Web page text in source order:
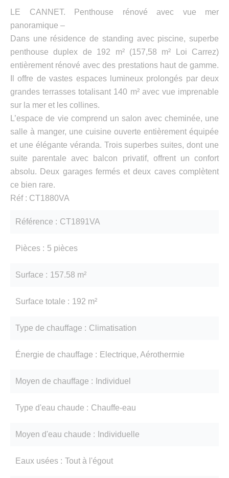
LE CANNET. Penthouse rénové avec vue mer
panoramique –
Dans une résidence de standing avec piscine, superbe
penthouse duplex de 192 m² (157,58 m² Loi Carrez)
entièrement rénové avec des prestations haut de gamme.
Il offre de vastes espaces lumineux prolongés par deux
grandes terrasses totalisant 140 m² avec vue imprenable
sur la mer et les collines.
L’espace de vie comprend un salon avec cheminée, une
salle à manger, une cuisine ouverte entièrement équipée
et une élégante véranda. Trois superbes suites, dont une
suite parentale avec balcon privatif, offrent un confort
absolu. Deux garages fermés et deux caves complètent
ce bien rare.
Réf : CT1880VA
Référence CT1891VA
Pièces 5 pièces
Surface 157.58 m²
Surface totale 192 m²
Type de chauffage Climatisation
Énergie de chauffage Electrique, Aérothermie
Moyen de chauffage Individuel
Type d'eau chaude Chauffe-eau
Moyen d'eau chaude Individuelle
Eaux usées Tout à l'égout